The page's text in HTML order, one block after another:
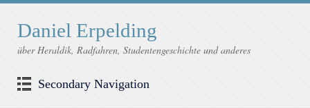
Daniel Erpelding
über Heraldik, Radfahren, Studentengeschichte und anderes
Secondary Navigation